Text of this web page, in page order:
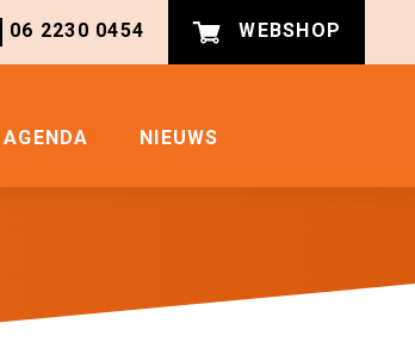
06 2230 0454 WEBSHOP
AGENDA NIEUWS